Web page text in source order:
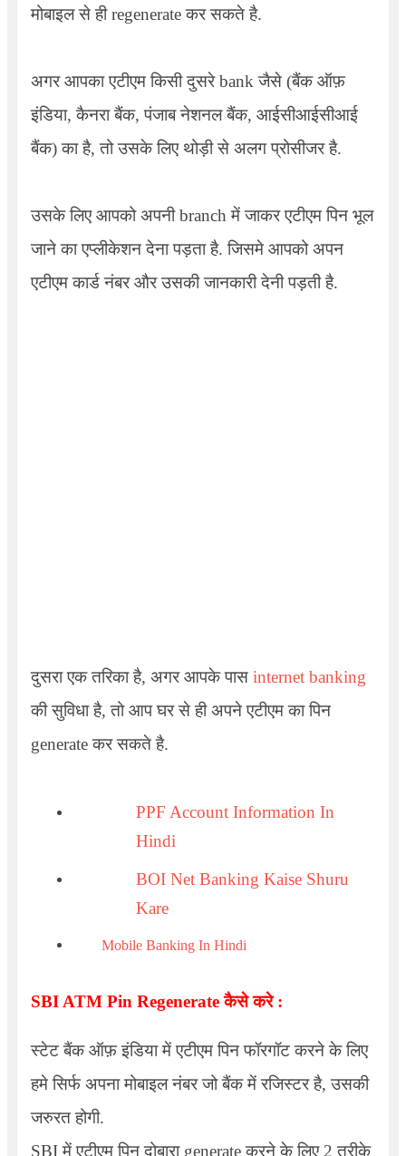
मोबाइल से हीregenerateकर सकते है.
अगर आपका एटीएम किसी दुसरे bank जैसे (बैंक ऑफ़
इंडिया, कैनरा बैंक, पंजाब नेशनल बैंक, आईसीआईसीआई
बैंक) का है, तो उसके लिए थोड़ी से अलग प्रोसीजर है.
उसके लिए आपको अपनी branch में जाकर एटीएम पिन भूल
जाने का एप्लीकेशन देना पड़ता है. जिसमे आपको अपन
एटीएम कार्ड नंबर और उसकी जानकारी देनी पड़ती है.
दुसरा एक तरिका है, अगर आपके पास internet banking
की सुविधा है, तो आप घर से ही अपने एटीएम का पिन
generate कर सकते है.
PPF Account Information In
Hindi
BOI Net Banking Kaise Shuru
Kare
Mobile Banking In Hindi
SBI ATM Pin Regenerateकैसे करे :
स्टेट बैंक ऑफ़ इंडिया में एटीएम पिन फॉरगॉट करने के लिए
हमे सिर्फ अपना मोबाइल नंबर जो बैंक में रजिस्टर है, उसकी
जरुरत होगी.
SBI में एटीएम पिन दोबारा generate करने के लिए 2 तरीके